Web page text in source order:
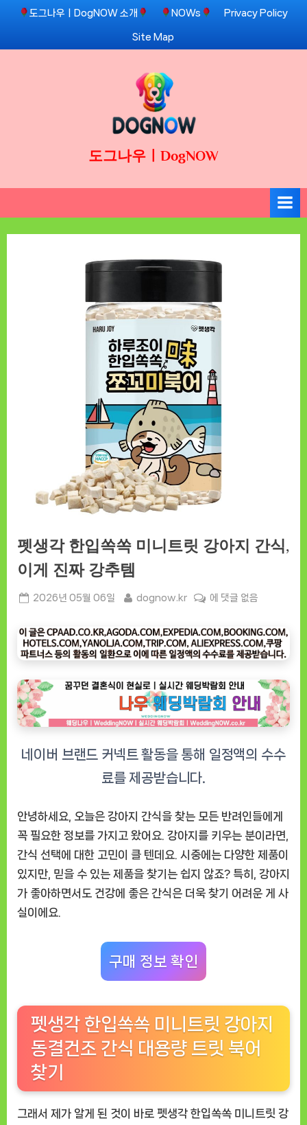
Skip
content
도그나우ㅣDogNOW 소개 NOWs Privacy Policy
Site Map
도그나우ㅣDogNOW
펫생각 한입쏙쏙 미니트릿 강아지 간식,
이게 진짜 강추템
Posted
2026년 05월 06일 By
dognow.kr
펫
각
한
입
쏙
미
니
릿
지
식,
이
게
진
에 댓글 없음
안녕하세요, 오늘은 강아지 간식을 찾는 모든 반려인들에게
꼭 필요한 정보를 가지고 왔어요. 강아지를 키우는 분이라면,
간식 선택에 대한 고민이 클 텐데요. 시중에는 다양한 제품이
있지만, 믿을 수 있는 제품을 찾기는 쉽지 않죠? 특히, 강아지
가 좋아하면서도 건강에 좋은 간식은 더욱 찾기 어려운 게 사
실이에요.
구매 정보 확인
펫생각 한입쏙쏙 미니트릿 강아지
동결건조 간식 대용량 트릿 북어
찾기
그래서 제가 알게 된 것이 바로 펫생각 한입쏙쏙 미니트릿 강